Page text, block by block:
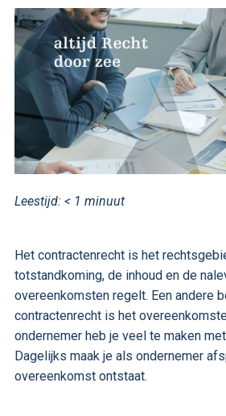
Leestijd: < 1 minuut
Het contractenrecht is het
totstandkoming, de inhoud en de
overeenkomsten regelt. Een andere
contractenrecht is het
ondernemer heb je veel te maken
Dagelijks maak je als ondernemer
overeenkomst ontstaat.